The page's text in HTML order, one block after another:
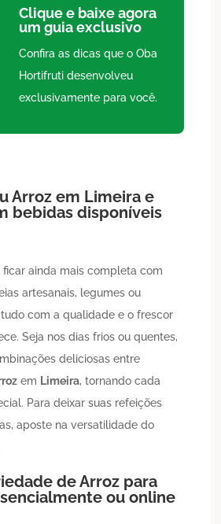
Clique e baixe agora
um guia exclusivo
Confira as dicas que o Oba
Hortifruti desenvolveu
exclusivamente para você.
Arroz em Limeira e
bebidas disponíveis
ainda mais completa com
artesanais, legumes ou
com a qualidade e o frescor
Seja nos dias frios ou quentes,
deliciosas entre
em Limeira, tornando cada
Para deixar suas refeições
aposte na versatilidade do
deArroz para
ou online